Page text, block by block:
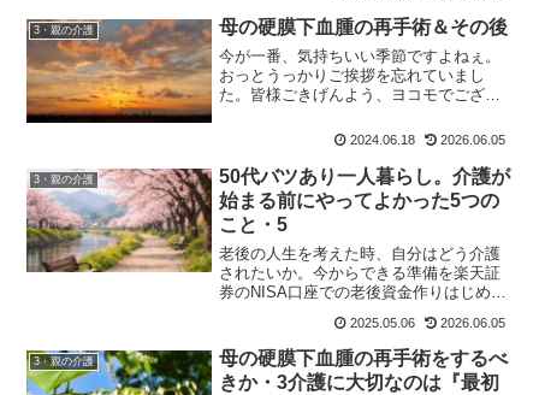
金が下ろせないじゃない。...
3・親の介護 母の硬膜下血腫の再手術＆その後
今が一番、気持ちいい季節ですよねぇ。
おっとうっかりご挨拶を忘れていまし
た。皆様ごきげんよう、ヨコモでござい
うちの母の決断と、その後をお伝えいた
の母の場合は、慢性硬膜下血...
2024.06.18 2026.06.05
3・親の介護
50代バツあり一人暮らし。介護が
始まる前にやってよかった5つの
こと・5
老後の人生を考えた時、自分はどう介護
されたいか。今からできる準備を楽天証
券のNISA口座での老後資金作りはじめ、
2025.05.06 2026.06.05
3・親の介護
母の硬膜下血腫の再手術をするべ
きか・3介護に大切なのは『最初